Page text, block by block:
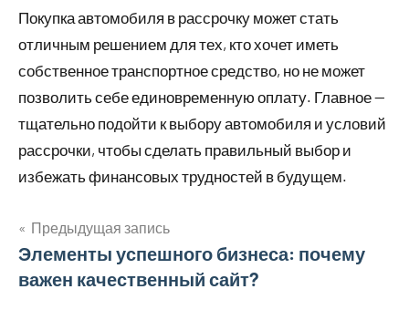
Покупка автомобиля в рассрочку может стать
отличным решением для тех, кто хочет иметь
собственное транспортное средство, но не может
позволить себе единовременную оплату. Главное —
тщательно подойти к выбору автомобиля и условий
рассрочки, чтобы сделать правильный выбор и
избежать финансовых трудностей в будущем.
Навигация
по
Предыдущая запись
Элементы успешного бизнеса: почему
важен качественный сайт?